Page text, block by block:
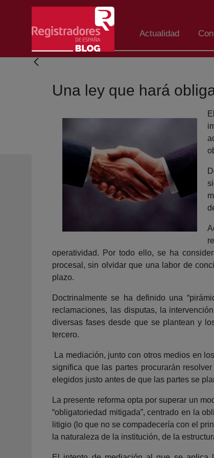
Skip to Main Content
Actualidad
Una ley que hará
operatividad. Por todo ello, se ha
procesal, sin olvidar que una labor de
plazo.
Doctrinalmente se ha definido una
reclamaciones, las disputas, la
diversas fases desde que se plantean y
tercero.
La mediación, junto con otros medios en
significa que las partes procurarán
elegidos justo antes de que las partes se
La presente reforma opta por superar un
“obligatoriedad mitigada”, centrado en la
litigio (lo que no se compadecería con el
la naturaleza de la institución, de la